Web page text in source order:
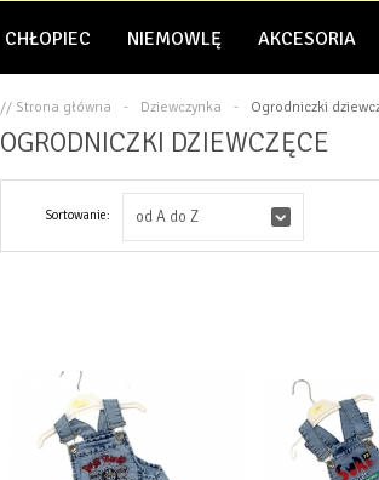
CHŁOPIEC NIEMOWLĘ AKCESORIA
// Strona główna - Dziewczynka - Ogrodniczki
OGRODNICZKI DZIEWCZĘCE
Sortowanie: od A do Z